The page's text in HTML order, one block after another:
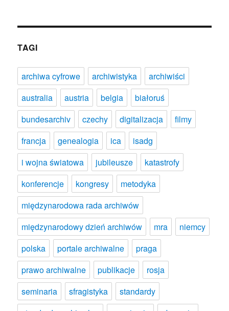
TAGI
archiwa cyfrowe archiwistyka
archiwiści
australia
austria belgia
białoruś
bundesarchiv
czechy digitalizacja
filmy
francja
genealogia ica
isadg
i wojna światowa
jubileusze
katastrofy
konferencje
kongresy
metodyka
międzynarodowa rada archiwów
międzynarodowy dzień archiwów
mra
niemcy
polska
portale archiwalne
praga
prawo archiwalne
publikacje
rosja
seminaria
sfragistyka
standardy